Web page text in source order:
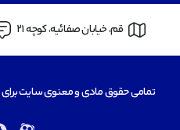
قم، خیابان صفائیه، کوچه 21
تمامی حقوق مادی و معنوی سایت